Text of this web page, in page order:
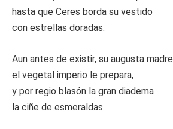
hasta que Ceres borda su vestido
con estrellas doradas.
Aun antes de existir, su augusta madre
el vegetal imperio le prepara,
y por regio blasón la gran diadema
la ciñe de esmeraldas.